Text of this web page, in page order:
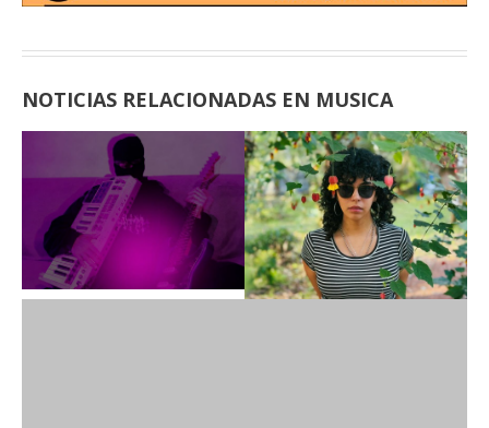
NOTICIAS RELACIONADAS EN MUSICA